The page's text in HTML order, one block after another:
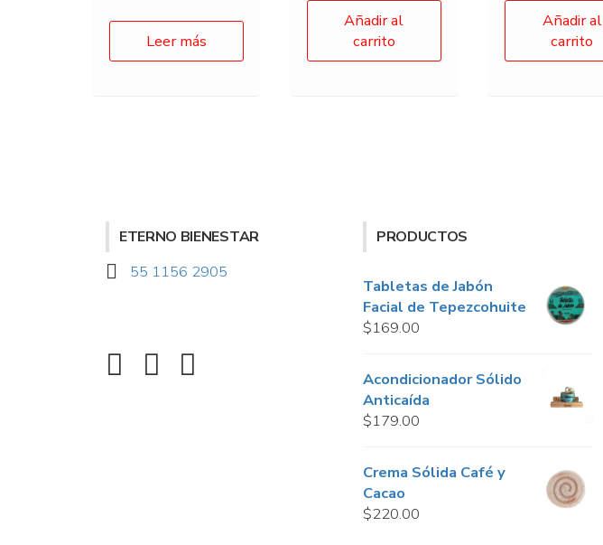
Leer más
Añadir al
carrito
Añadir al
carrito
ETERNO BIENESTAR
55 1156 2905
PRODUCTOS
Tabletas de Jabón
Facial de Tepezcohuite
$169.00
Acondicionador Sólido
Anticaída
$179.00
Crema Sólida Café y
Cacao
$220.00